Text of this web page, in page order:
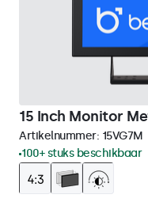
15 Inch Monitor
Artikelnummer: 15VG7M
100+ stuks beschikbaar